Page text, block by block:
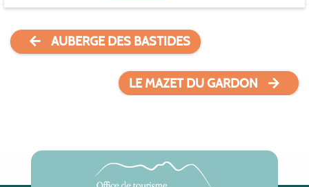
AUBERGE DES BASTIDES
LE MAZET DU GARDON